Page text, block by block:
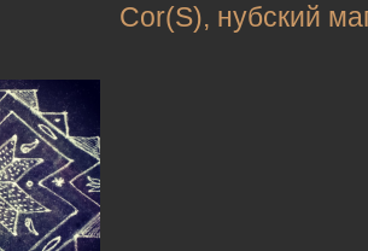
Cor(S), нубский